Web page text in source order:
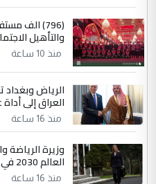
(796) الف
والتأهيل
منذ 10 ساعة
الرياض
العراق إلى
منذ 16 ساعة
وزيرة
العالم 2030 في إسبانيا
منذ 16 ساعة